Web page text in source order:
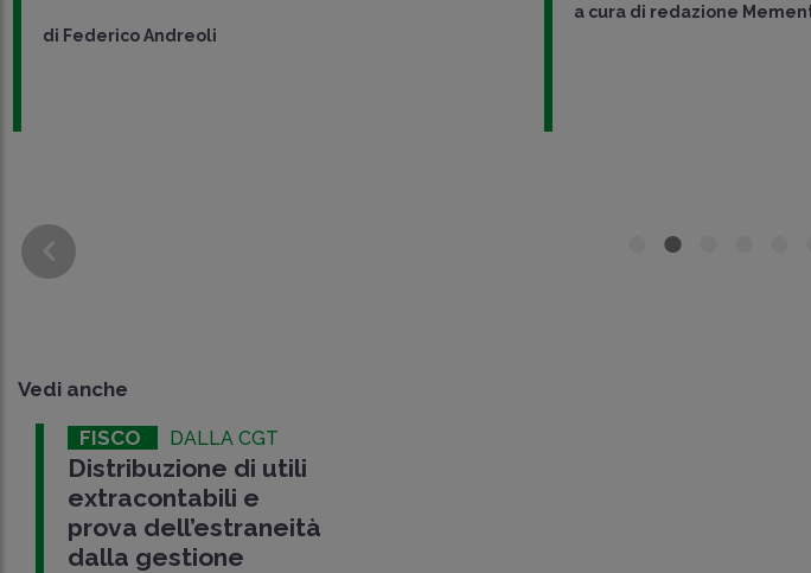
diFederico Andreoli
a cura diredazione Memento
Vedi anche
FISCO DALLA CGT
Distribuzione di utili
extracontabili e
prova dell’estraneità
dalla gestione